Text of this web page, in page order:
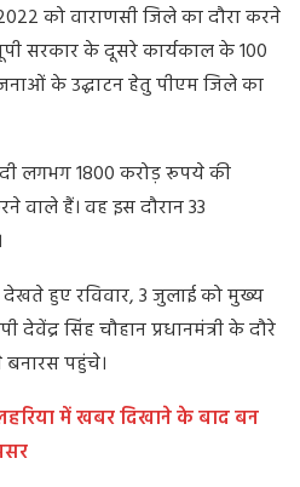
2022 को वाराणसी जिले का दौरा करने
सरकार के दूसरे कार्यकाल के 100
के उद्घाटन हेतु पीएम जिले का
लगभग 1800 करोड़ रूपये की
वाले हैं। वह इस दौरान 33
हुए रविवार, 3 जुलाई को मुख्य
देवेंद्र सिंह चौहान प्रधानमंत्री के दौरे
बनारस पहुंचे।
में खबर दिखाने के बाद बन